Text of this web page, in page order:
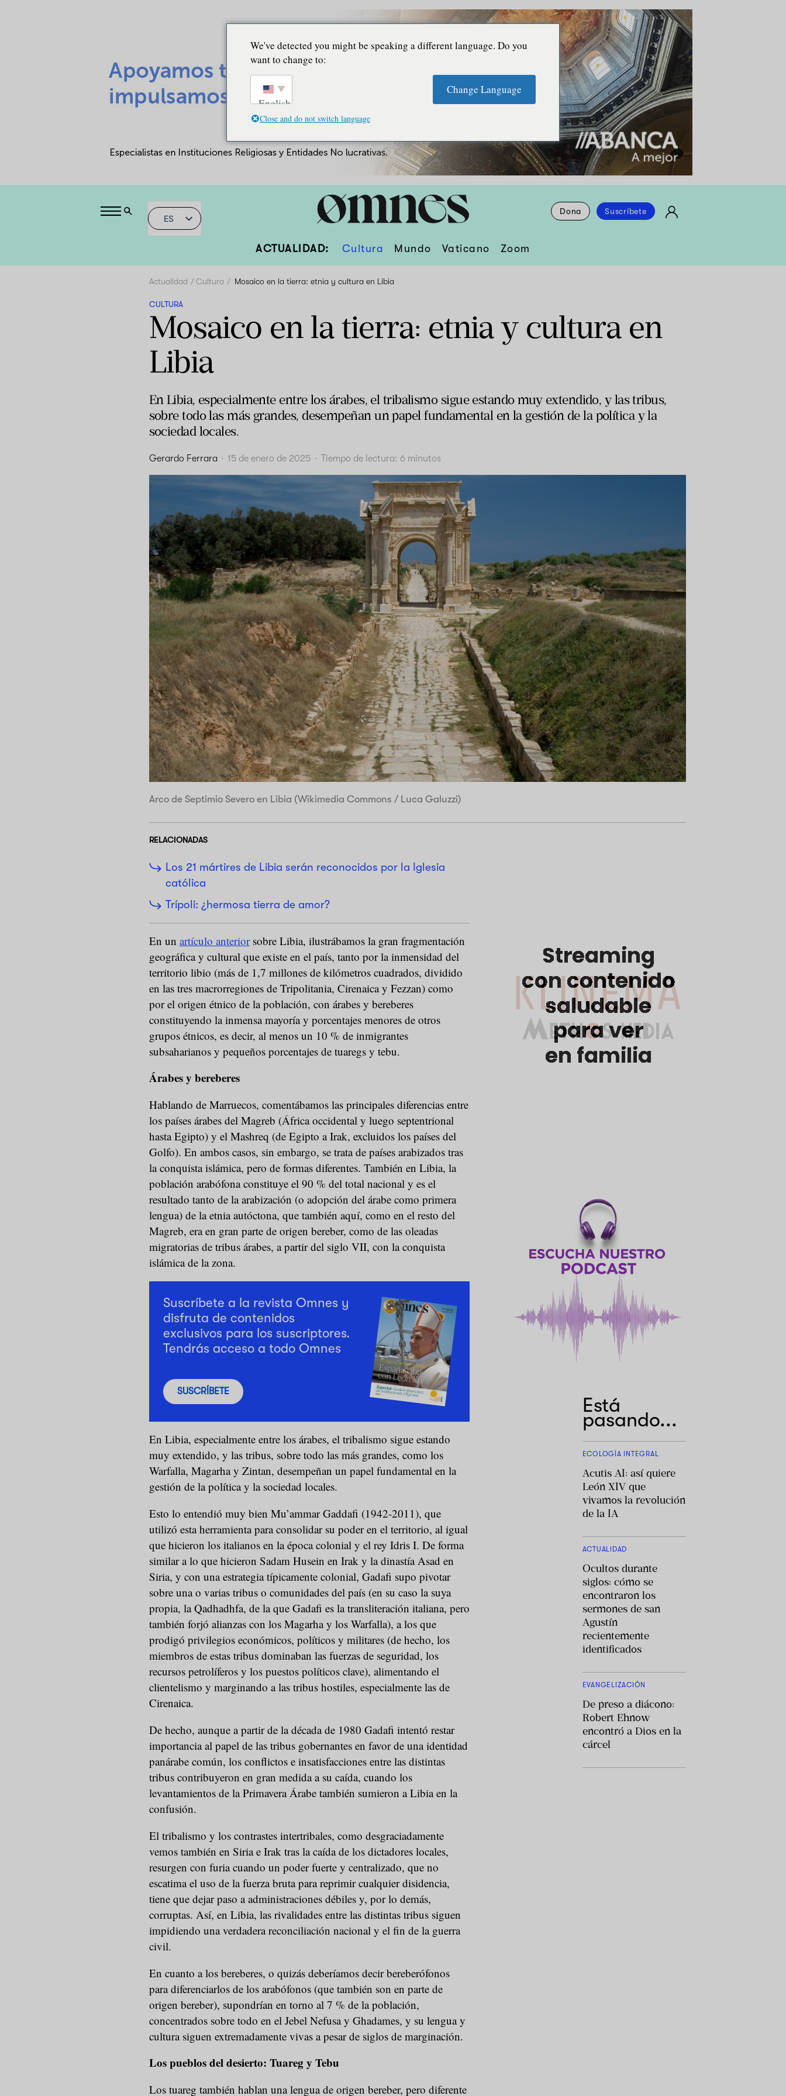
ES
Dona Suscríbete
ACTUALIDAD: Cultura Mundo Vaticano Zoom
Actualidad Cultura Mosaico en la tierra: etnia y cultura en Libia
CULTURA
Mosaico en la tierra: etnia y cultura en
Libia
En Libia, especialmente entre los árabes, el tribalismo sigue estando muy extendido, y las tribus,
sobre todo las más grandes, desempeñan un papel fundamental en la gestión de la política y la
sociedad locales.
Gerardo Ferrara · 15 de enero de 2025 · Tiempo de lectura: 6 minutos
Arco de Septimio Severo en Libia (Wikimedia Commons / Luca Galuzzi)
RELACIONADAS
Los 21 mártires de Libia serán reconocidos por la Iglesia
católica
Trípoli: ¿hermosa tierra de amor?
En un artículo anteriorsobre Libia, ilustrábamos la gran fragmentación
geográfica y cultural que existe en el país, tanto por la inmensidad del
territorio libio (más de 1,7 millones de kilómetros cuadrados, dividido
en las tres macrorregiones de Tripolitania, Cirenaica y Fezzan) como
por el origen étnico de la población, con árabes y bereberes
constituyendo la inmensa mayoría y porcentajes menores de otros
grupos étnicos, es decir, al menos un 10 % de inmigrantes
subsaharianos y pequeños porcentajes de tuaregs y tebu.
Árabes y bereberes
Hablando de Marruecos, comentábamos las principales diferencias entre
los países árabes del Magreb (África occidental y luego septentrional
hasta Egipto) y el Mashreq (de Egipto a Irak, excluidos los países del
Golfo). En ambos casos, sin embargo, se trata de países arabizados tras
la conquista islámica, pero de formas diferentes. También en Libia, la
población arabófona constituye el 90 % del total nacional y es el
resultado tanto de la arabización (o adopción del árabe como primera
lengua) de la etnia autóctona, que también aquí, como en el resto del
Magreb, era en gran parte de origen bereber, como de las oleadas
migratorias de tribus árabes, a partir del siglo VII, con la conquista
islámica de la zona.
Suscríbete a la revista Omnes y
disfruta de contenidos
exclusivos para los suscriptores.
Tendrás acceso a todo Omnes
SUSCRÍBETE
En Libia, especialmente entre los árabes, el tribalismo sigue estando
muy extendido, y las tribus, sobre todo las más grandes, como los
Warfalla, Magarha y Zintan, desempeñan un papel fundamental en la
gestión de la política y la sociedad locales.
Esto lo entendió muy bien Mu’ammar Gaddafi (1942-2011), que
utilizó esta herramienta para consolidar su poder en el territorio, al igual
que hicieron los italianos en la época colonial y el rey Idris I. De forma
similar a lo que hicieron Sadam Husein en Irak y la dinastía Asad en
Siria, y con una estrategia típicamente colonial, Gadafi supo pivotar
sobre una o varias tribus o comunidades del país (en su caso la suya
propia, la Qadhadhfa, de la que Gadafi es la transliteración italiana, pero
también forjó alianzas con los Magarha y los Warfalla), a los que
prodigó privilegios económicos, políticos y militares (de hecho, los
miembros de estas tribus dominaban las fuerzas de seguridad, los
recursos petrolíferos y los puestos políticos clave), alimentando el
clientelismo y marginando a las tribus hostiles, especialmente las de
Cirenaica.
De hecho, aunque a partir de la década de 1980 Gadafi intentó restar
importancia al papel de las tribus gobernantes en favor de una identidad
panárabe común, los conflictos e insatisfacciones entre las distintas
tribus contribuyeron en gran medida a su caída, cuando los
levantamientos de la Primavera Árabe también sumieron a Libia en la
confusión.
El tribalismo y los contrastes intertribales, como desgraciadamente
vemos también en Siria e Irak tras la caída de los dictadores locales,
resurgen con furia cuando un poder fuerte y centralizado, que no
escatima el uso de la fuerza bruta para reprimir cualquier disidencia,
tiene que dejar paso a administraciones débiles y, por lo demás,
corruptas. Así, en Libia, las rivalidades entre las distintas tribus siguen
impidiendo una verdadera reconciliación nacional y el fin de la guerra
civil.
En cuanto a los bereberes, o quizás deberíamos decir bereberófonos
para diferenciarlos de los arabófonos (que también son en parte de
origen bereber), supondrían en torno al 7 % de la población,
concentrados sobre todo en el Jebel Nefusa y Ghadames, y su lengua y
cultura siguen extremadamente vivas a pesar de siglos de marginación.
Los pueblos del desierto: Tuareg y Tebu
Los tuareg también hablan una lengua de origen bereber, pero diferente
Está
pasando...
ECOLOGÍA INTEGRAL
Acutis AI: así quiere
León XIV que
vivamos la revolución
de la IA
ACTUALIDAD
Ocultos durante
siglos: cómo se
encontraron los
sermones de san
Agustín
recientemente
identificados
EVANGELIZACIÓN
De preso a diácono:
Robert Ehnow
encontró a Dios en la
cárcel
We've detected you might be speaking a different language. Do you
want to change to:
English
Change Language
Close and do not switch language